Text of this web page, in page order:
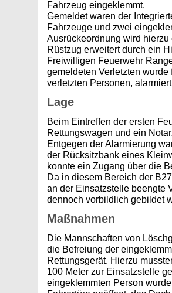
Fahrzeug eingeklemmt.
Gemeldet waren der
Fahrzeuge und zwei
Ausrückeordnung wird
Rüstzug erweitert durch ein
Freiwilligen Feuerwehr
gemeldeten Verletzten
verletzten Personen,
Lage
Beim Eintreffen der ersten
Rettungswagen und ein
Entgegen der Alarmierung
der Rücksitzbank eines
konnte ein Zugang über die
Da in diesem Bereich der
an der Einsatzstelle beengte
dennoch vorbildlich gebildet
Maßnahmen
Die Mannschaften von
die Befreiung der
Rettungsgerät. Hierzu
100 Meter zur Einsatzstelle
eingeklemmten Person